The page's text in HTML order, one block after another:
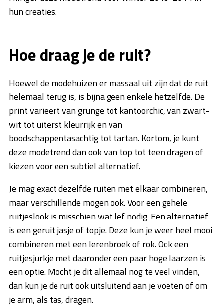
hun creaties.
Hoe draag je de ruit?
Hoewel de modehuizen er massaal uit zijn dat de ruit
helemaal terug is, is bijna geen enkele hetzelfde. De
print varieert van grunge tot kantoorchic, van zwart-
wit tot uiterst kleurrijk en van
boodschappentasachtig tot tartan. Kortom, je kunt
deze modetrend dan ook van top tot teen dragen of
kiezen voor een subtiel alternatief.
Je mag exact dezelfde ruiten met elkaar combineren,
maar verschillende mogen ook. Voor een gehele
ruitjeslook is misschien wat lef nodig. Een alternatief
is een geruit jasje of topje. Deze kun je weer heel mooi
combineren met een lerenbroek of rok. Ook een
ruitjesjurkje met daaronder een paar hoge laarzen is
een optie. Mocht je dit allemaal nog te veel vinden,
dan kun je de ruit ook uitsluitend aan je voeten of om
je arm, als tas, dragen.